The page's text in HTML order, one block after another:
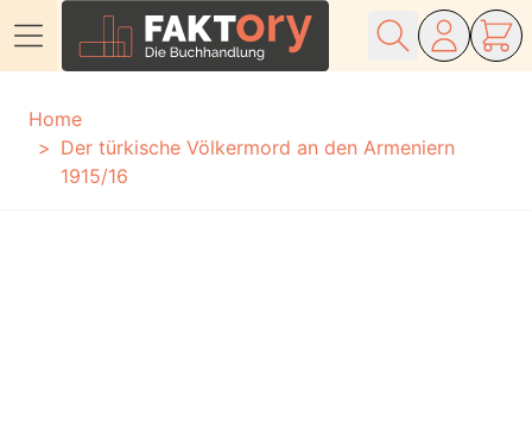
Home
Der türkische Völkermord an den Armeniern
1915/16